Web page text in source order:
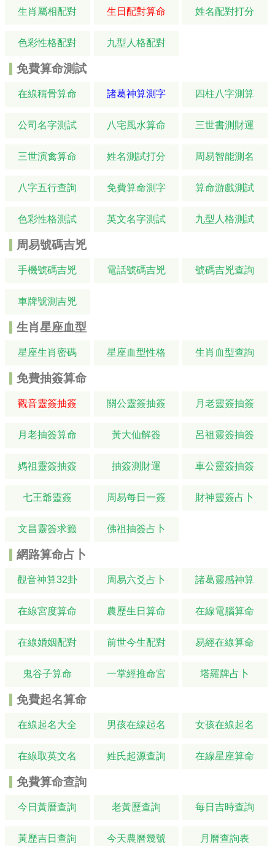
生肖屬相配對 生日配對算命 姓名配對打分
色彩性格配對 九型人格配對
免費算命測試
在線稱骨算命 諸葛神算測字 四柱八字測算
公司名字測試 八宅風水算命 三世書測財運
三世演禽算命 姓名測試打分 周易智能測名
八字五行查詢 免費算命測字 算命游戲測試
色彩性格測試 英文名字測試 九型人格測試
周易號碼吉兇
手機號碼吉兇 電話號碼吉兇 號碼吉兇查詢
車牌號測吉兇
生肖星座血型
星座生肖密碼 星座血型性格 生肖血型查詢
免費抽簽算命
觀音靈簽抽簽 關公靈簽抽簽 月老靈簽抽簽
月老抽簽算命 黃大仙解簽 呂祖靈簽抽簽
媽祖靈簽抽簽 抽簽測財運 車公靈簽抽簽
七王爺靈簽 周易每日一簽 財神靈簽占卜
文昌靈簽求籤 佛祖抽簽占卜
網路算命占卜
觀音神算32卦 周易六爻占卜 諸葛靈感神算
在線宮度算命 農歷生日算命 在線電腦算命
在線婚姻配對 前世今生配對 易經在線算命
鬼谷子算命 一掌經推命宮 塔羅牌占卜
免費起名算命
在線起名大全 男孩在線起名 女孩在線起名
在線取英文名 姓氏起源查詢 在線星座算命
免費算命查詢
今日黃曆查詢 老黃歷查詢 每日吉時查詢
黃歷吉日查詢 今天農曆幾號 月曆查詢表